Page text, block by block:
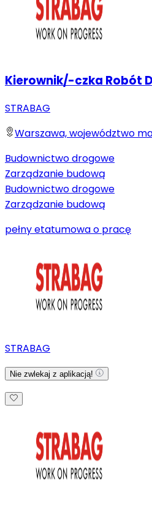
Kierownik/-czka Robót
STRABAG
Warszawa, województwo
Budownictwo drogowe
Zarządzanie budową
Budownictwo drogowe
Zarządzanie budową
pełny etatumowa o pracę
STRABAG
Nie zwlekaj z aplikacją!